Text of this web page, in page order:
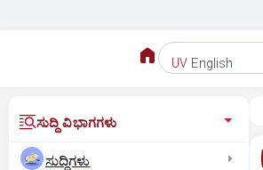
UV English
ಸುದ್ದಿ ವಿಭಾಗಗಳು
ಸುದ್ದಿಗಳು